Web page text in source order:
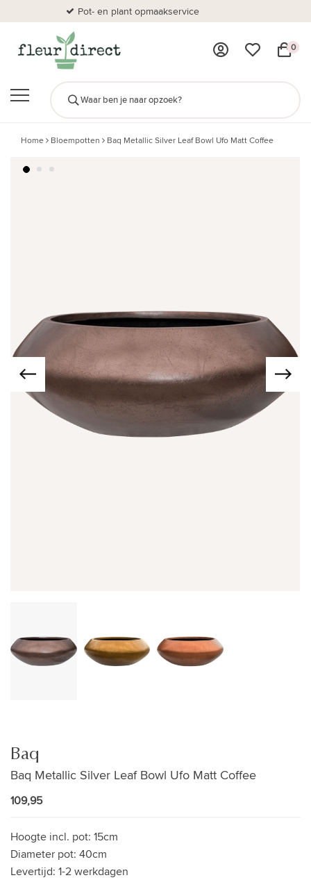
Pot- en plant opmaakservice
0
Home Bloempotten Baq Metallic Silver Leaf Bowl Ufo Matt Coffee
Baq
Baq Metallic Silver Leaf Bowl Ufo Matt Coffee
109,95
Hoogte incl. pot: 15cm
Diameter pot: 40cm
Levertijd: 1-2 werkdagen